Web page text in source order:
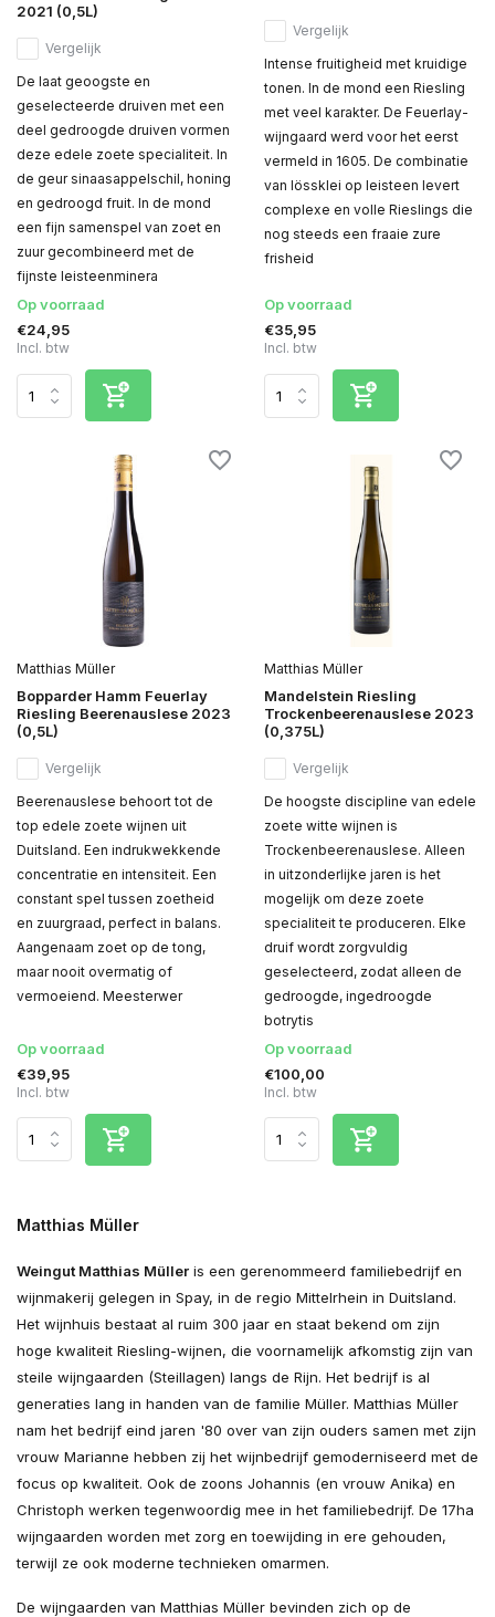
2021 (0,5L)
Vergelijk
De laat geoogste en
geselecteerde druiven met een
deel gedroogde druiven vormen
deze edele zoete specialiteit. In
de geur sinaasappelschil, honing
en gedroogd fruit. In de mond
een fijn samenspel van zoet en
zuur gecombineerd met de
fijnste leisteenminera
Op voorraad
€24,95
Incl. btw
Vergelijk
Intense fruitigheid met kruidige
tonen. In de mond een Riesling
met veel karakter. De Feuerlay-
wijngaard werd voor het eerst
vermeld in 1605. De combinatie
van lössklei op leisteen levert
complexe en volle Rieslings die
nog steeds een fraaie zure
frisheid
Op voorraad
€35,95
Incl. btw
Matthias Müller
Bopparder Hamm Feuerlay
Riesling Beerenauslese 2023
(0,5L)
Vergelijk
Beerenauslese behoort tot de
top edele zoete wijnen uit
Duitsland. Een indrukwekkende
concentratie en intensiteit. Een
constant spel tussen zoetheid
en zuurgraad, perfect in balans.
Aangenaam zoet op de tong,
maar nooit overmatig of
vermoeiend. Meesterwer
Op voorraad
€39,95
Incl. btw
Matthias Müller
Mandelstein Riesling
Trockenbeerenauslese 2023
(0,375L)
Vergelijk
De hoogste discipline van edele
zoete witte wijnen is
Trockenbeerenauslese. Alleen
in uitzonderlijke jaren is het
mogelijk om deze zoete
specialiteit te produceren. Elke
druif wordt zorgvuldig
geselecteerd, zodat alleen de
gedroogde, ingedroogde
botrytis
Op voorraad
€100,00
Incl. btw
Matthias Müller
Weingut Matthias Müller is een gerenommeerd familiebedrijf en
wijnmakerij gelegen in Spay, in de regio Mittelrhein in Duitsland.
Het wijnhuis bestaat al ruim 300 jaar en staat bekend om zijn
hoge kwaliteit Riesling-wijnen, die voornamelijk afkomstig zijn van
steile wijngaarden (Steillagen) langs de Rijn. Het bedrijf is al
generaties lang in handen van de familie Müller. Matthias Müller
nam het bedrijf eind jaren '80 over van zijn ouders samen met zijn
vrouw Marianne hebben zij het wijnbedrijf gemoderniseerd met de
focus op kwaliteit. Ook de zoons Johannis (en vrouw Anika) en
Christoph werken tegenwoordig mee in het familiebedrijf. De 17ha
wijngaarden worden met zorg en toewijding in ere gehouden,
terwijl ze ook moderne technieken omarmen.
De wijngaarden van Matthias Müller bevinden zich op de